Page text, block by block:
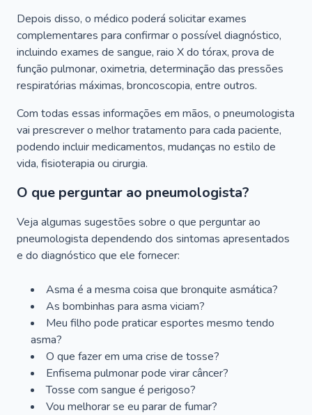
Depois disso, o médico poderá solicitar exames
complementares para confirmar o possível diagnóstico,
incluindo exames de sangue, raio X do tórax, prova de
função pulmonar, oximetria, determinação das pressões
respiratórias máximas, broncoscopia, entre outros.
Com todas essas informações em mãos, o pneumologista
vai prescrever o melhor tratamento para cada paciente,
podendo incluir medicamentos, mudanças no estilo de
vida, fisioterapia ou cirurgia.
O que perguntar ao pneumologista?
Veja algumas sugestões sobre o que perguntar ao
pneumologista dependendo dos sintomas apresentados
e do diagnóstico que ele fornecer:
Asma é a mesma coisa que bronquite asmática?
As bombinhas para asma viciam?
Meu filho pode praticar esportes mesmo tendo
asma?
O que fazer em uma crise de tosse?
Enfisema pulmonar pode virar câncer?
Tosse com sangue é perigoso?
Vou melhorar se eu parar de fumar?